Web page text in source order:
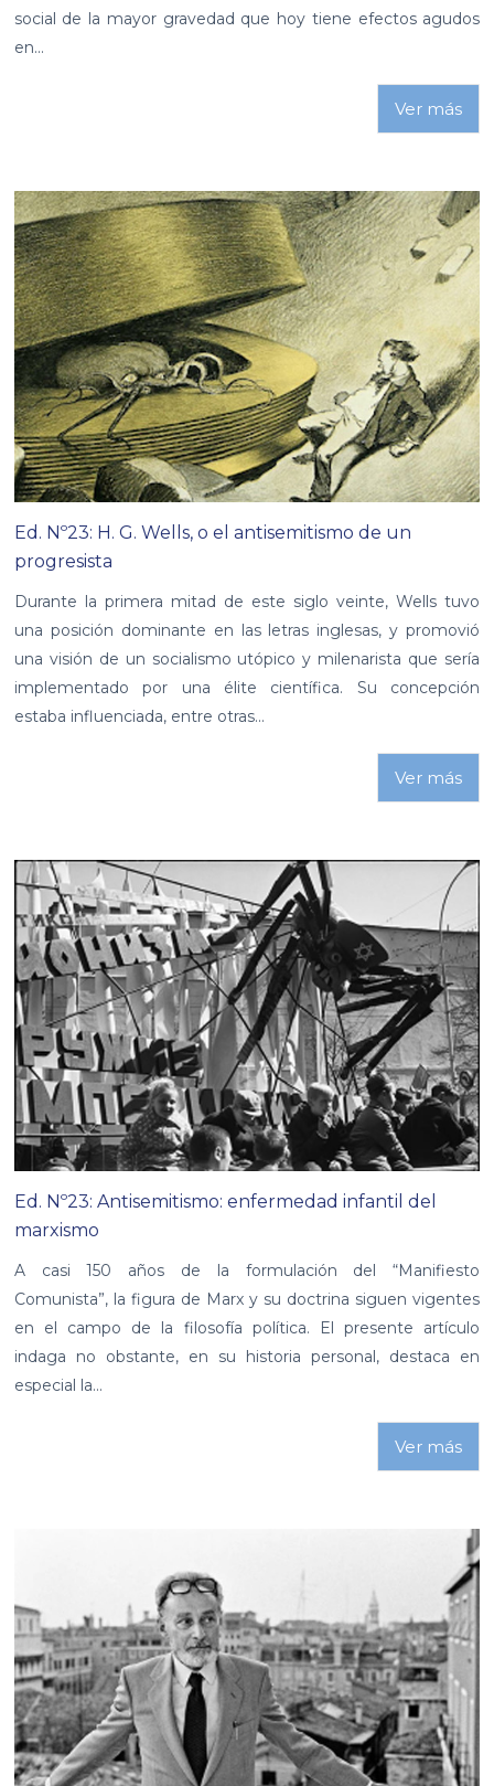
social de la mayor gravedad que hoy tiene efectos agudos
en...
Ver más
Ed. Nº23: H. G. Wells, o el antisemitismo de un
progresista
Durante la primera mitad de este siglo veinte, Wells tuvo
una posición dominante en las letras inglesas, y promovió
una visión de un socialismo utópico y milenarista que sería
implementado por una élite científica. Su concepción
estaba influenciada, entre otras...
Ver más
Ed. Nº23: Antisemitismo: enfermedad infantil del
marxismo
A casi 150 años de la formulación del “Manifiesto
Comunista”, la figura de Marx y su doctrina siguen vigentes
en el campo de la filosofía política. El presente artículo
indaga no obstante, en su historia personal, destaca en
especial la...
Ver más